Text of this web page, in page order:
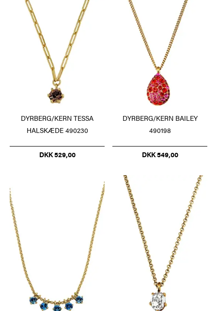
DYRBERG/KERN TESSA
HALSKÆDE 490230
DKK 529,00
DYRBERG/KERN BAILEY
490198
DKK 549,00